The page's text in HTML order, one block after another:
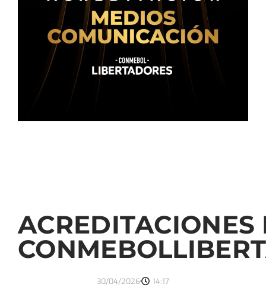
ACREDITACIONES
30/04/2026 14:17